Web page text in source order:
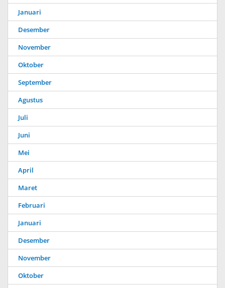
Januari
Desember
November
Oktober
September
Agustus
Juli
Juni
Mei
April
Maret
Februari
Januari
Desember
November
Oktober